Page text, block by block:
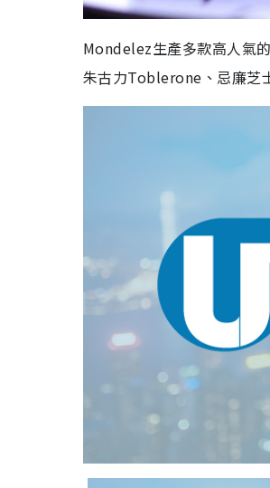
Mondelez生產多款高人氣
朱古力Toblerone、忌廉芝